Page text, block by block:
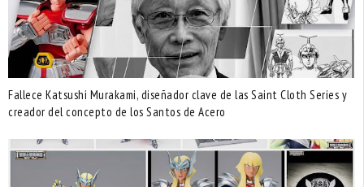
Fallece Katsushi Murakami, diseñador clave de las Saint Cloth Series y
creador del concepto de los Santos de Acero